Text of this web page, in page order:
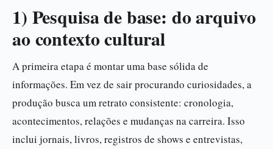
1) Pesquisa de base: do arquivo
ao contexto cultural
A primeira etapa é montar uma base sólida de
informações. Em vez de sair procurando curiosidades, a
produção busca um retrato consistente: cronologia,
acontecimentos, relações e mudanças na carreira. Isso
inclui jornais, livros, registros de shows e entrevistas,